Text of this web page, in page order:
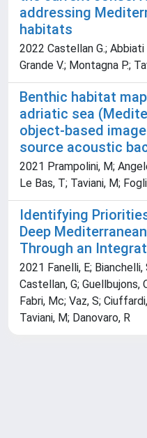
addressing
habitats
2022 Castellan G.;
Grande V.; Montagna P.;
Benthic habitat
adriatic sea
object-based
source acoustic
2021 Prampolini, M;
Le Bas, T; Taviani, M;
Identifying
Deep
Through an
2021 Fanelli, E; Bianchelli,
Castellan, G; Guellbujons,
Fabri, Mc; Vaz, S;
Taviani, M; Danovaro, R